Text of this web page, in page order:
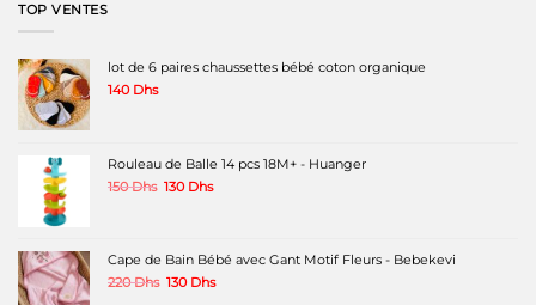
TOP VENTES
lot de 6 paires chaussettes bébé coton organique
140 Dhs
Rouleau de Balle 14 pcs 18M+ - Huanger
150Dhs Le
150 Dhs.
130 DhsLe
130 Dhs.
Cape de Bain Bébé avec Gant Motif Fleurs - Bebekevi
220Dhs Le
130 DhsLe